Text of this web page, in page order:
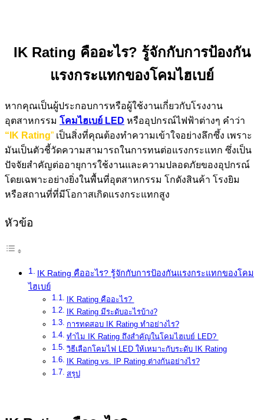
IK Rating คืออะไร? รู้จักกับการป้องกัน
แรงกระแทกของโคมไฮเบย์
หากคุณเป็นผู้ประกอบการหรือผู้ใช้งานเกี่ยวกับโรงงาน
อุตสาหกรรม โคมไฮเบย์ LED หรืออุปกรณ์ไฟฟ้าต่างๆ คำว่า
“IK Rating” เป็นสิ่งที่คุณต้องทำความเข้าใจอย่างลึกซึ้ง เพราะ
มันเป็นตัวชี้วัดความสามารถในการทนต่อแรงกระแทก ซึ่งเป็น
ปัจจัยสำคัญต่ออายุการใช้งานและความปลอดภัยของอุปกรณ์
โดยเฉพาะอย่างยิ่งในพื้นที่อุตสาหกรรม โกดังสินค้า โรงยิม
หรือสถานที่ที่มีโอกาสเกิดแรงกระแทกสูง
หัวข้อ
IK Rating คืออะไร? รู้จักกับการป้องกันแรงกระแทกของโคม
ไฮเบย์
IK Rating คืออะไร?
IK Rating มีระดับอะไรบ้าง?
การทดสอบ IK Rating ทำอย่างไร?
ทำไม IK Rating ถึงสำคัญในโคมไฮเบย์ LED?
วิธีเลือกโคมไฟ LED ให้เหมาะกับระดับ IK Rating
IK Rating vs. IP Rating ต่างกันอย่างไร?
สรุป